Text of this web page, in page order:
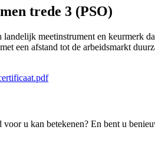
trede 3 (PSO)
meetinstrument en keurmerk
een afstand tot de arbeidsmarkt
u kan betekenen? En bent u